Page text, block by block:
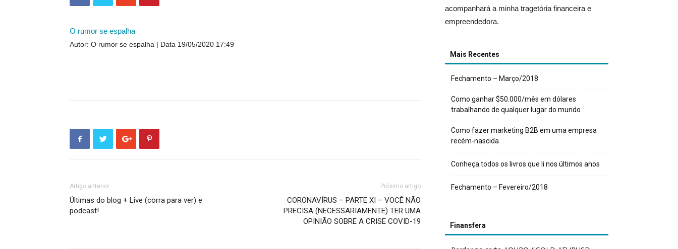
O rumor se espalha
Autor: O rumor se espalha Data 19/05/2020 17:49
Artigo anterior
Últimas do blog + Live (corra para ver) e
podcast!
Próximo artigo
CORONAVÍRUS – PARTE XI – VOCÊ NÃO
PRECISA (NECESSARIAMENTE) TER UMA
OPINIÃO SOBRE A CRISE COVID-19
acompanhará a minha tragetória financeira e
empreendedora.
Mais Recentes
Fechamento – Março/2018
Como ganhar $50.000/mês em dólares
trabalhando de qualquer lugar do mundo
Como fazer marketing B2B em uma empresa
recém-nascida
Conheça todos os livros que li nos últimos anos
Fechamento – Fevereiro/2018
Finansfera